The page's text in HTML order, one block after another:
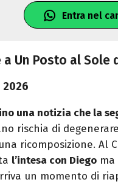
Entra nel
a Un Posto al Sole
2026
una notizia che la
rischia di
ricomposizione. Al
l’intesa con Diego
un momento di